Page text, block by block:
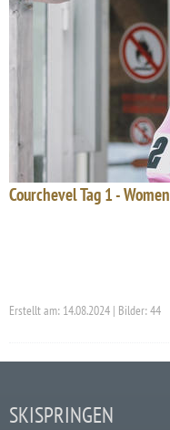
Courchevel Tag 1 - Women
Erstellt am: 14.08.2024 | Bilder: 44
SKISPRINGEN